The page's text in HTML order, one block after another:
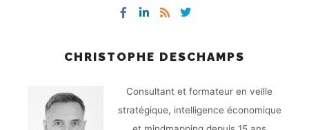
CHRISTOPHE DESCHAMPS
Consultant et formateur en veille
stratégique, intelligence économique